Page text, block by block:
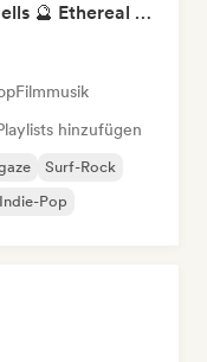
Witchy Whispers & Spells 🔮 Ethereal Art Pop & Dream Pop
Filmmusik
hinzufügen
Surf-Rock
Indie-Pop